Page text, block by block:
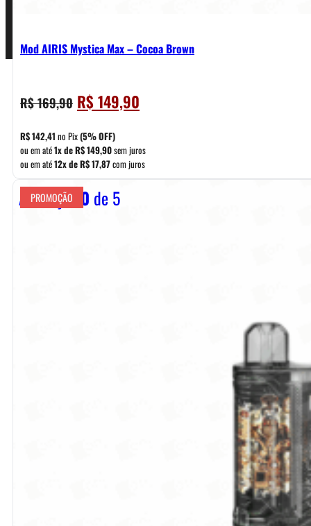
Mod AIRIS Mystica Max – Cocoa Brown
R$169,90 O
preço
original
era:
R$ 169,90.
R$149,90
preço
é:
R$ 149,90.
R$142,41 no Pix(5% OFF)
ou em até1x deR$149,90sem juros
ou em até12x deR$17,87com juros
Avaliação 0 de 5
PROMOÇÃO